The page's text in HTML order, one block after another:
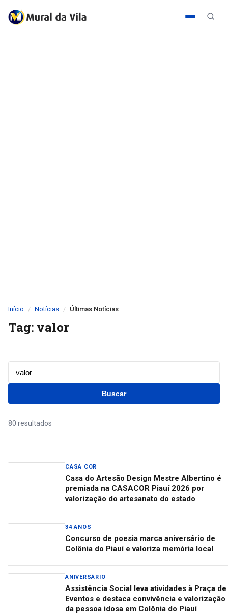
Início Notícias Últimas Notícias
Tag: valor
Buscar
80 resultados
CASA COR
Casa do Artesão Design Mestre Albertino é
premiada na CASACOR Piauí 2026 por
valorização do artesanato do estado
34 ANOS
Concurso de poesia marca aniversário de
Colônia do Piauí e valoriza memória local
ANIVERSÁRIO
Assistência Social leva atividades à Praça de
Eventos e destaca convivência e valorização
da pessoa idosa em Colônia do Piauí